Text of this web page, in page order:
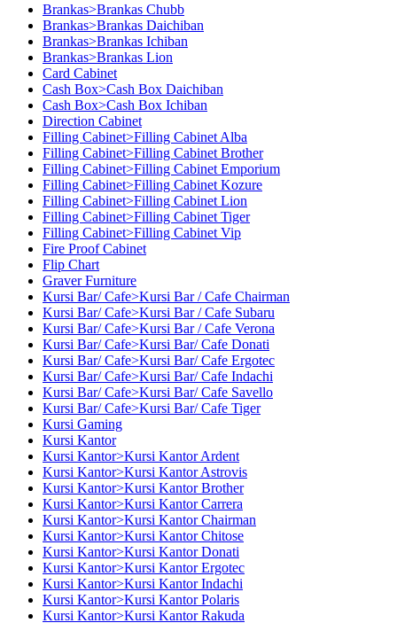
Brankas>Brankas Chubb
Brankas>Brankas Daichiban
Brankas>Brankas Ichiban
Brankas>Brankas Lion
Card Cabinet
Cash Box>Cash Box Daichiban
Cash Box>Cash Box Ichiban
Direction Cabinet
Filling Cabinet>Filling Cabinet Alba
Filling Cabinet>Filling Cabinet Brother
Filling Cabinet>Filling Cabinet Emporium
Filling Cabinet>Filling Cabinet Kozure
Filling Cabinet>Filling Cabinet Lion
Filling Cabinet>Filling Cabinet Tiger
Filling Cabinet>Filling Cabinet Vip
Fire Proof Cabinet
Flip Chart
Graver Furniture
Kursi Bar/ Cafe>Kursi Bar / Cafe Chairman
Kursi Bar/ Cafe>Kursi Bar / Cafe Subaru
Kursi Bar/ Cafe>Kursi Bar / Cafe Verona
Kursi Bar/ Cafe>Kursi Bar/ Cafe Donati
Kursi Bar/ Cafe>Kursi Bar/ Cafe Ergotec
Kursi Bar/ Cafe>Kursi Bar/ Cafe Indachi
Kursi Bar/ Cafe>Kursi Bar/ Cafe Savello
Kursi Bar/ Cafe>Kursi Bar/ Cafe Tiger
Kursi Gaming
Kursi Kantor
Kursi Kantor>Kursi Kantor Ardent
Kursi Kantor>Kursi Kantor Astrovis
Kursi Kantor>Kursi Kantor Brother
Kursi Kantor>Kursi Kantor Carrera
Kursi Kantor>Kursi Kantor Chairman
Kursi Kantor>Kursi Kantor Chitose
Kursi Kantor>Kursi Kantor Donati
Kursi Kantor>Kursi Kantor Ergotec
Kursi Kantor>Kursi Kantor Indachi
Kursi Kantor>Kursi Kantor Polaris
Kursi Kantor>Kursi Kantor Rakuda